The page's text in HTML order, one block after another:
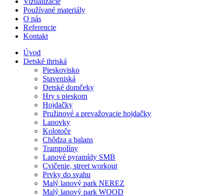
Používané materiály
O nás
Referencie
Kontakt
Úvod
Detské ihriská
Pieskovisko
Staveniská
Detské domčeky
Hry s pieskom
Hojdačky
Pružinové a prevažovacie hojdačky
Lanovky
Kolotoče
Chôdza a balans
Trampolíny
Lanové pyramídy SMB
Cvičenie, street workout
Prvky do svahu
Malý lanový park NEREZ
Malý lanový park WOOD